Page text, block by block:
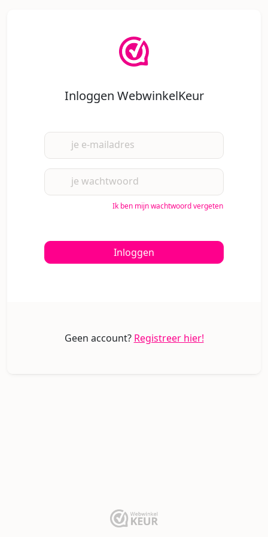
Inloggen WebwinkelKeur
je e-mailadres
je wachtwoord
Ik ben mijn wachtwoord vergeten
Inloggen
Geen account? Registreer hier!